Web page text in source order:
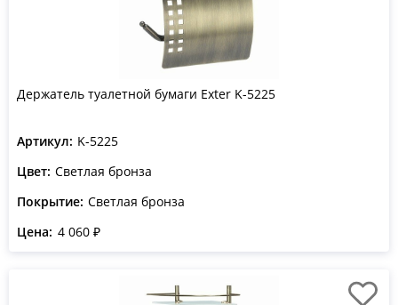
Держатель туалетной бумаги Exter K-5225
Артикул: K-5225
Цвет: Светлая бронза
Покрытие: Светлая бронза
Цена: 4 060 ₽